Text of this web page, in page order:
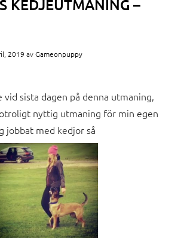
KEDJEUTMANING –
2019 avGameonpuppy
vid sista dagen på denna utmaning,
nyttig utmaning för min egen
jobbat med kedjor så